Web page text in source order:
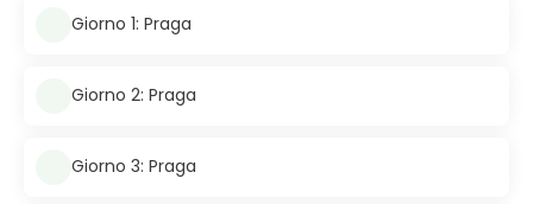
Giorno 1: Praga
Giorno 2: Praga
Giorno 3: Praga